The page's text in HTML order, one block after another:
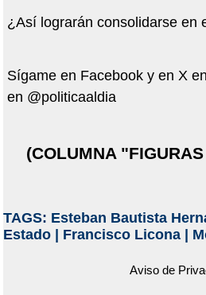
¿Así lograrán consolidarse en
Sígame en Facebook y en X
en @politicaaldia
(COLUMNA
TAGS: Esteban Bautista
Estado| Francisco Licona|
Aviso de